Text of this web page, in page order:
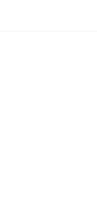
ofrece una excelente
brinda mayor